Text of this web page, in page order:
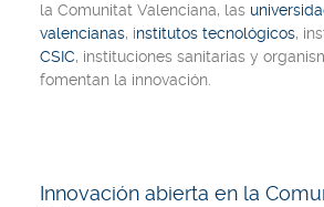
la Comunitat Valenciana, las
valencianas, institutos tecnológicos,
CSIC, instituciones sanitarias y
fomentan la innovación.
Innovación abierta en la